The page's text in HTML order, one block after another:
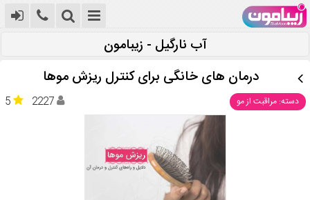
آب نارگیل - زیبامون
درمان های خانگی برای کنترل ریزش موها
دسته: مراقبت از مو 5 2227